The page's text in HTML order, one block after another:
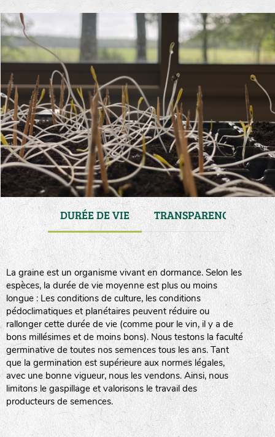
DURÉE DE VIE TRANSPARENCE
La graine est un organisme vivant en dormance. Selon les
espèces, la durée de vie moyenne est plus ou moins
longue : Les conditions de culture, les conditions
pédoclimatiques et planétaires peuvent réduire ou
rallonger cette durée de vie (comme pour le vin, il y a de
bons millésimes et de moins bons). Nous testons la faculté
germinative de toutes nos semences tous les ans. Tant
que la germination est supérieure aux normes légales,
avec une bonne vigueur, nous les vendons. Ainsi, nous
limitons le gaspillage et valorisons le travail des
producteurs de semences.
haies
zone sauvage